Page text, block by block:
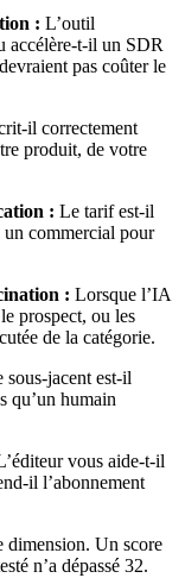
: L’outil
accélère-t-il un SDR
pas coûter le
il correctement
produit, de votre
: Le tarif est-il
commercial pour
: Lorsque l’IA
prospect, ou les
de la catégorie.
sous-jacent est-il
qu’un humain
vous aide-t-il
il l’abonnement
dimension. Un score
n’a dépassé 32.